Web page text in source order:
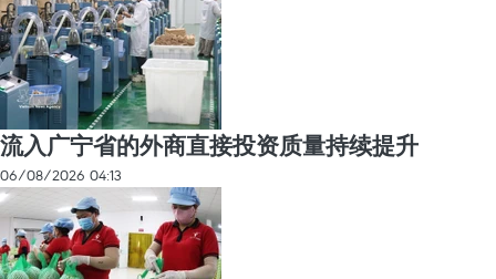
流入广宁省的外商直接投资质量持续提升
06/08/2026 04:13